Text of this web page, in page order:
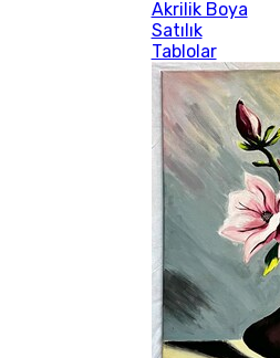
Akrilik Boya
Satılık
Tablolar